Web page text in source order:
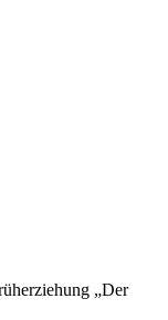
„Der